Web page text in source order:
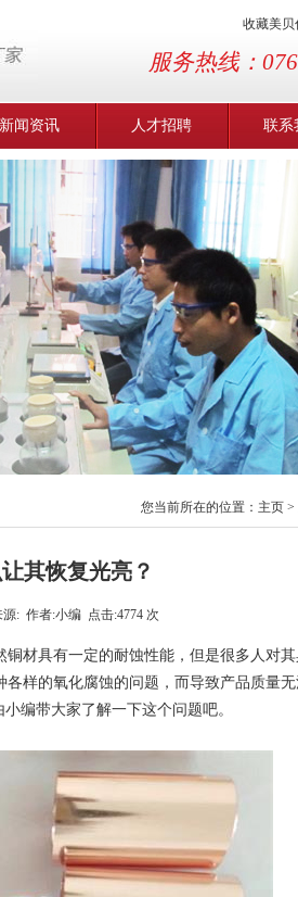
收藏美贝
服务热线：
新闻资讯 人才招聘 联系
您当前所在的位置： 主页 >
其恢复光亮？
源: 作者:小编 点击:4774 次
具有一定的耐蚀性能，但是很多人对其
样的氧化腐蚀的问题，而导致产品质量无
编带大家了解一下这个问题吧。